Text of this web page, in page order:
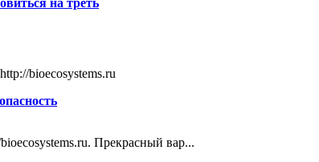
на треть
bioecosystems.ru
Прекрасный вар...